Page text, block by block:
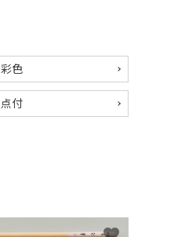
学童用（初心者用）
オプション・その他
大字
彩色
点付